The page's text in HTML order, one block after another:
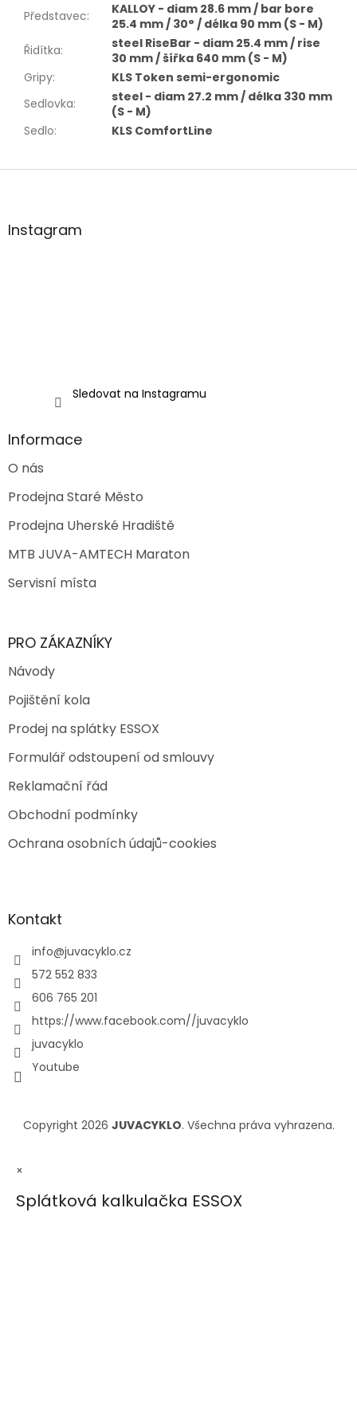
Představec:
KALLOY - diam 28.6 mm / bar bore
25.4 mm / 30° / délka 90 mm (S - M)
Řidítka:
steel RiseBar - diam 25.4 mm / rise
30 mm / šířka 640 mm (S - M)
Gripy:
KLS Token semi-ergonomic
Sedlovka:
steel - diam 27.2 mm / délka 330 mm
(S - M)
Sedlo: KLS ComfortLine
Z
aInstagram
Sledovat na Instagramu
Informace
O nás
Prodejna Staré Město
Prodejna Uherské Hradiště
MTB JUVA-AMTECH Maraton
Servisní místa
PRO ZÁKAZNÍKY
Návody
Pojištění kola
Prodej na splátky ESSOX
Formulář odstoupení od smlouvy
Reklamační řád
Obchodní podmínky
Ochrana osobních údajů-cookies
Kontakt
info@juvacyklo.cz
572 552 833
606 765 201
https://www.facebook.com//juvacyklo
juvacyklo
Youtube
Copyright 2026 JUVACYKLO. Všechna práva vyhrazena.
×
Splátková kalkulačka ESSOX